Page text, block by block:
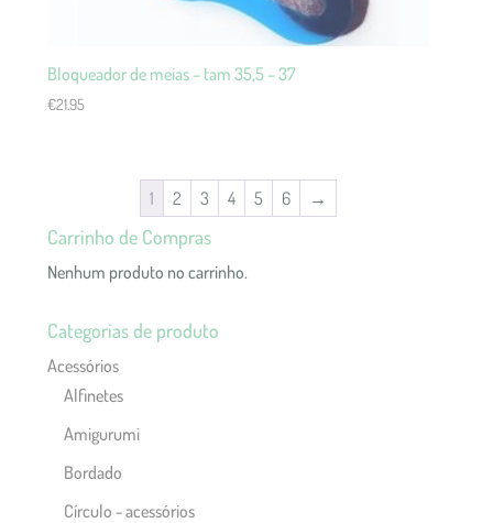
Bloqueador de meias – tam 35,5 – 37
€21.95
1 2 3 4 5 6 →
Carrinho de Compras
Nenhum produto no carrinho.
Categorias de produto
Acessórios
Alfinetes
Amigurumi
Bordado
Círculo - acessórios